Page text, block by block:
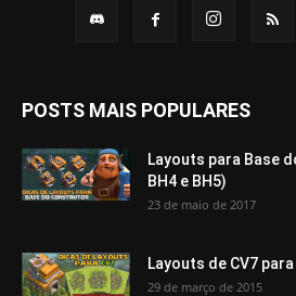
POSTS MAIS POPULARES
Layouts para Base
BH4 e BH5)
23 de maio de 2017
Layouts de CV7
29 de março de 2015